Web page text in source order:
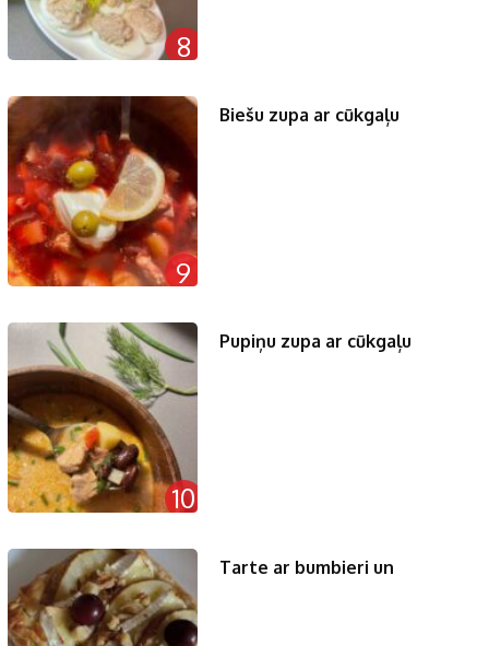
8
9
Biešu zupa ar cūkgaļu
10
Pupiņu zupa ar cūkgaļu
Tarte ar bumbieri un